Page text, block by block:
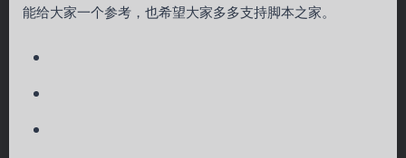
能给大家一个参考，也希望大家多多支持脚本之家。